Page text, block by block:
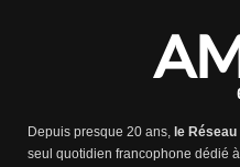
Depuis presque 20 ans, le
seul quotidien francophone dédié